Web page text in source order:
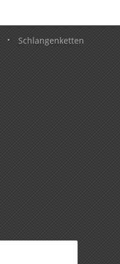
• Schlangenketten